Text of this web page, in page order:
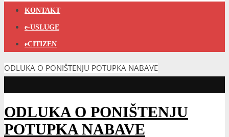
KONTAKT
e-USLUGE
eCITIZEN
ODLUKA O PONIŠTENJU POTUPKA NABAVE
ODLUKA O PONIŠTENJU
POTUPKA NABAVE